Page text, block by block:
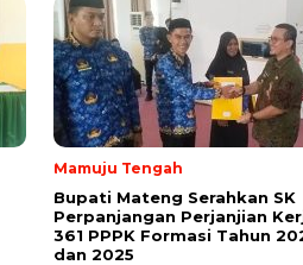
Mamuju Tengah
Bupati Mateng Serahkan SK
Perpanjangan Perjanjian
361 PPPK Formasi Tahun
dan 2025